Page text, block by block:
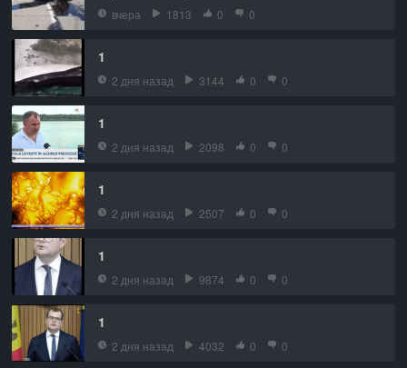
вчера 1813 0 0
1
2 дня назад 3144 0 0
1
2 дня назад 2098 0 0
1
2 дня назад 2507 0 0
1
2 дня назад 9874 0 0
1
2 дня назад 4032 0 0